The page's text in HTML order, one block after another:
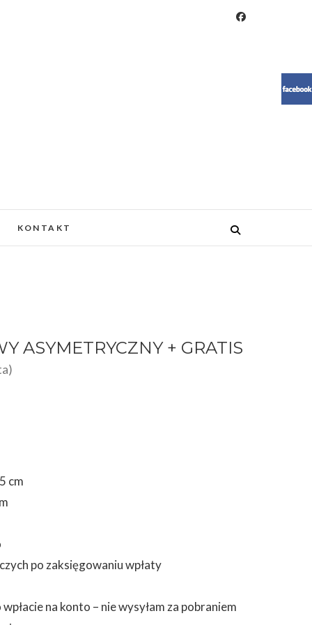
KONTAKT
ASYMETRYCZNY + GRATIS
cm
po zaksięgowaniu wpłaty
na konto – nie wysyłam za pobraniem